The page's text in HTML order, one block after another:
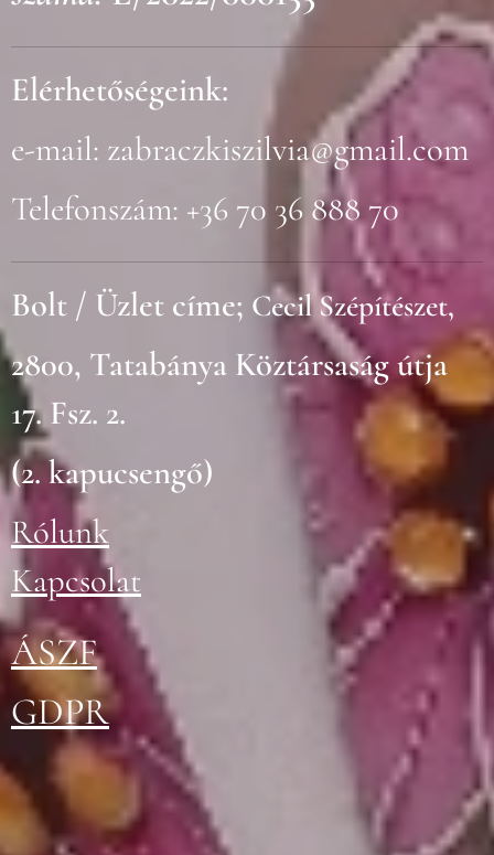
Elérhetőségeink:
e-mail: zabraczkiszilvia@gmail.com
Telefonszám: +36 70 36 888 70
Bolt / Üzlet címe; Cecil Szépítészet,
2800, Tatabánya Köztársaság útja
17. Fsz. 2.
(2. kapucsengő)
Rólunk
Kapcsolat
ÁSZF
GDPR